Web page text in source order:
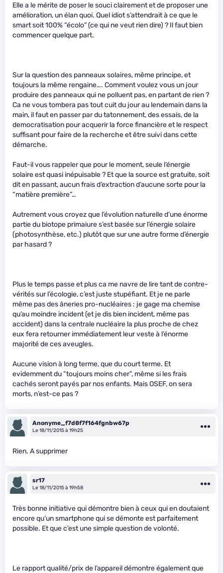
Elle a le mérite de poser le souci clairement et de proposer une
amélioration, un élan quoi. Quel idiot s’attendrait à ce que le
smart soit 100% “écolo” (ce qui ne veut rien dire) ? Il faut bien
commencer quelque part.
Sur la question des panneaux solaires, même principe, et
toujours la même rengaine…. Comment voulez vous un jour
produire des panneaux qui ne polluent pas, en partant de rien ?
Ca ne vous tombera pas tout cuit du jour au lendemain dans la
main, il faut en passer par du tatonnement, des essais, de la
democratisation pour acquerir la force financière et le respect
suffisant pour faire de la recherche et être suivi dans cette
démarche.
Faut-il vous rappeler que pour le moment, seule l’énergie
solaire est quasi inépuisable ? Et que la source est gratuite, soit
dit en passant, aucun frais d’extraction d’aucune sorte pour la
“matière première”…
Autrement vous croyez que l’évolution naturelle d’une énorme
partie du biotope primaiure s’est basée sur l’énergie solaire
(photosynthèse, etc.) plutôt que sur une autre forme d’énergie
par hasard ?
Plus le temps passe et plus ca me navre de lire tant de contre-
vérités sur l’écologie, c’est juste stupéfiant. Et je ne parle
même pas des âneries pro-nucléaires : je gage ma chemise
qu’au moindre incident (et je dis bien incident, même pas
accident) dans la centrale nucléaire la plus proche de chez
eux fera retourner immédiatement leur veste à l’énorme
majorité de ces aveugles.
Aucune vision à long terme, que du court terme. Et
evidemment du “toujours moins cher”, même si les frais
cachés seront payés par nos enfants. Mais OSEF, on sera
morts, n’est-ce pas ?
Anonyme_f7d8f7f164fgnbw67p
Le 18/11/2015 à 19h25
Rien. A supprimer
sr17
Le 18/11/2015 à 19h58
Très bonne initiative qui démontre bien à ceux qui en doutaient
encore qu’un smartphone qui se démonte est parfaitement
possible. Et que c’est une simple question de volonté.
Le rapport qualité/prix de l’appareil démontre également que